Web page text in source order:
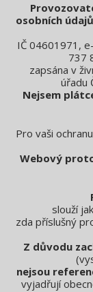
osobních
IČ 04601971,
737
zapsána v
úřadu
Nejsem
Pro vaši
Webový
slouží
zda příslušný
Z důvodu
nejsou
vyjadřují